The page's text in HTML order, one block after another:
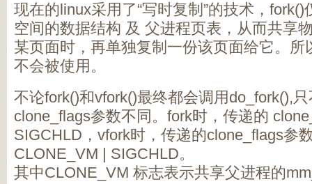
现在的linux采用了“写时复制”的技术，
空间的数据结构 及 父进程页表，从而共享
某页面时，再单独复制一份该页面给它。所
不会被使用。
不论fork()和vfork()最终都会调用do_fork(),
clone_flags参数不同。fork时，传递的
SIGCHLD，vfork时，传递的clone_flags参
CLONE_VM | SIGCHLD。
其中CLONE_VM 标志表示共享父进程的